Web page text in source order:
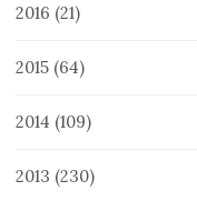
2016 (21)
2015 (64)
2014 (109)
2013 (230)